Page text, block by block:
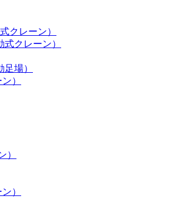
クレーン）
クレーン）
場）
）
）
）